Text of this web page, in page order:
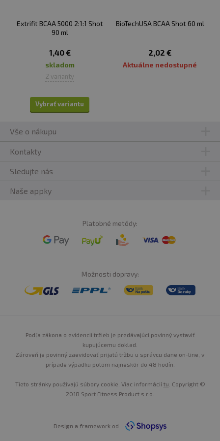
výhod:
Podpora regenerácie:
BCAA môžu pomôcť skrátiť
čas regenerácie svalov po fyzickej aktivite, čo je veľmi
prospešné pre ženy, ktoré sa venujú tréningu alebo
Udržanie svalovej hmoty:
syntézu svalových bielkovín a môžu pomôcť podporiť
tento cieľ.
Zníženie únavy:
BCAA pomôcť znížiť vnímanú únavu a zlepšiť výkon.
Podpora pri diéte:
odbúravanie svalov počas diéty.
Samozrejme, existujú aj špeciálne varianty BCAA, ktoré
produkty, sú k dispozícii BCAA vyrobené z rastlinných
zdrojov. Vegánske BCAA môžu pochádzať z rôznych
zo živočíšnych zdrojov a poskytujú všetky kľúčové
Extrifit BCAA 5000 2:1:1 Shot
90 ml
1,40 €
skladom
2 varianty
Vybrať variantu
BioTechUSA BCAA Shot 60 ml
2,02 €
Aktuálne nedostupné
Vše o nákupu
Kontakty
Sledujte nás
Naše appky
Platobné metódy:
Možnosti dopravy:
Podľa zákona o evidencii tržieb je predávajúci povinný vystaviť
kupujúcemu doklad.
Zároveň je povinný zaevidovať prijatú tržbu u správcu dane on-line, v
prípade výpadku potom najneskôr do 48 hodín.
Tieto stránky používajú súbory cookie. Viac informácií tu . Copyright ©
2018 Sport Fitness Product s.r.o.
Design a framework od